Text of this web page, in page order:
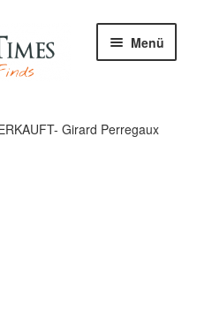
Menü
Girard Perregaux